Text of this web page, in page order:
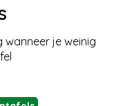
wanneer je weinig